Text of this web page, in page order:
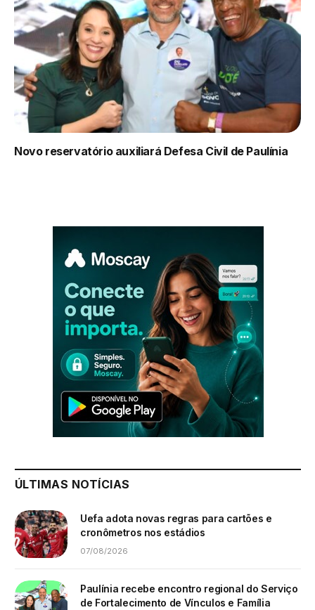
Novo reservatório auxiliará Defesa Civil de Paulínia
ÚLTIMAS NOTÍCIAS
Uefa adota novas regras para cartões e
cronômetros nos estádios
07/08/2026
Paulínia recebe encontro regional do Serviço
de Fortalecimento de Vínculos e Família